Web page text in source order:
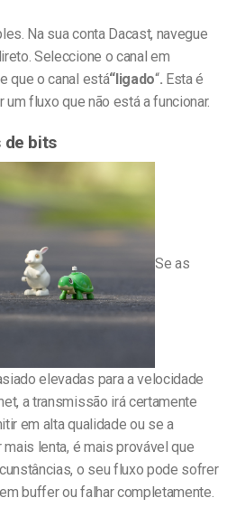
Na sua conta Dacast, navegue
Seleccione o canal em
que o canal está“ligado“. Esta é
fluxo que não está a funcionar.
de bits
Se as
elevadas para a velocidade
a transmissão irá certamente
em alta qualidade ou se a
lenta, é mais provável que
o seu fluxo pode sofrer
buffer ou falhar completamente.